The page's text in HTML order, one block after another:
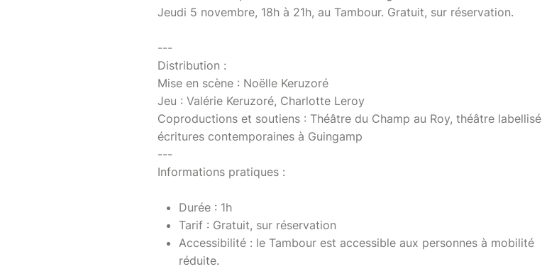
Jeudi 5 novembre, 18h à 21h, au Tambour. Gratuit, sur réservation.
---
Distribution :
Mise en scène : Noëlle Keruzoré
Jeu : Valérie Keruzoré, Charlotte Leroy
Coproductions et soutiens : Théâtre du Champ au Roy, théâtre labellisé
écritures contemporaines à Guingamp
---
Informations pratiques :
Durée : 1h
Tarif : Gratuit, sur réservation
Accessibilité : le Tambour est accessible aux personnes à mobilité
réduite.